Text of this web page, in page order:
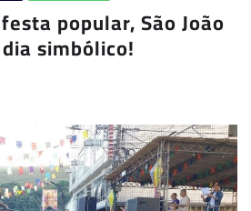
popular, São João
simbólico!